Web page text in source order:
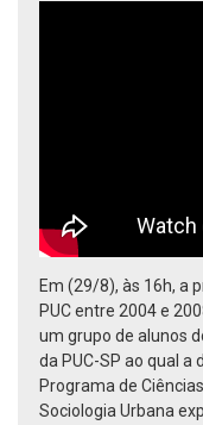
Em (29/8), às 16h, a
PUC entre 2004 e
um grupo de alunos
da PUC-SP ao qual a
Programa de
Sociologia Urbana